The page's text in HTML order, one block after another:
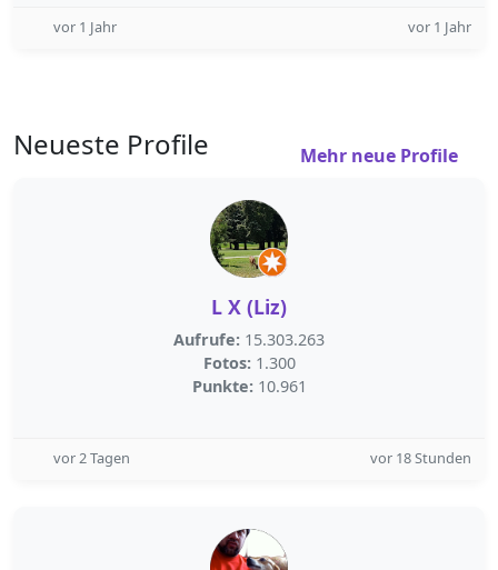
vor 1 Jahr vor 1 Jahr
Neueste Profile Mehr neue Profile
L X (Liz)
Aufrufe: 15.303.263
Fotos: 1.300
Punkte: 10.961
vor 2 Tagen vor 18 Stunden